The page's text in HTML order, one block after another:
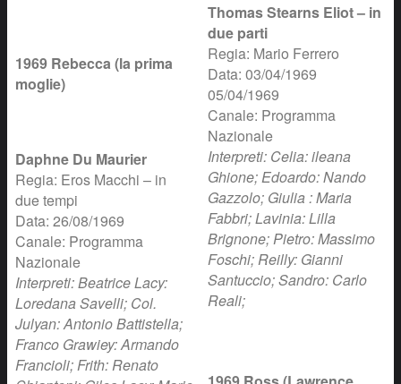
1969 Rebecca (la prima
moglie)
Daphne Du Maurier
Regia: Eros Macchi – in
due tempi
Data: 26/08/1969
Canale: Programma
Nazionale
Interpreti: Beatrice Lacy:
Loredana Savelli; Col.
Julyan: Antonio Battistella;
Franco Grawiey: Armando
Francioli; Frith: Renato
Thomas Stearns Eliot – in
due parti
Regia: Mario Ferrero
Data: 03/04/1969
05/04/1969
Canale: Programma
Nazionale
Interpreti: Celia: ileana
Ghione; Edoardo: Nando
Gazzolo; Giulia : Maria
Fabbri; Lavinia: Lilla
Brignone; Pietro: Massimo
Foschi; Reilly: Gianni
Santuccio; Sandro: Carlo
Reali;